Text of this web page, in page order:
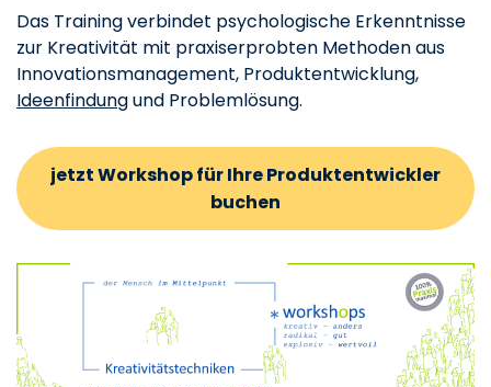
Das Training verbindet psychologische Erkenntnisse
zur Kreativität mit praxiserprobten Methoden aus
Innovationsmanagement, Produktentwicklung,
Ideenfindungund Problemlösung.
jetzt Workshop für Ihre Produktentwickler
buchen